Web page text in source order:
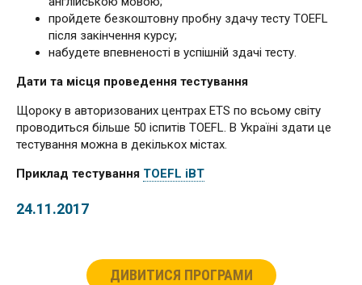
пройдете безкоштовну пробну здачу тесту TOEFL
після закінчення курсу;
набудете впевненості в успішній здачі тесту.
Дати та місця проведення тестування
Щороку в авторизованих центрах ETS по всьому світу
проводиться більше 50 іспитів TOEFL. В Україні здати це
тестування можна в декількох містах.
Приклад тестування TOEFL iBT
24.11.2017
ДИВИТИСЯ ПРОГРАМИ